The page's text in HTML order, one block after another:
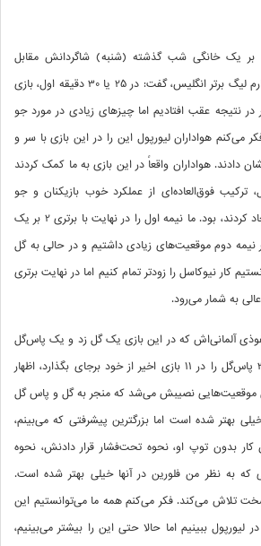
آرنه اشلوت در پی برتری 4 بر یک خانگی شب گذشته (شنبه) شاگردانش مقابل
نیوکاسل در هفته بیست‌وچهارم لیگ برتر انگلیس، گفت: در 25 یا 30 دقیقه اول، بازی
نتیجه عقب افتادیم اما چیزهای زیادی در مورد جو
می‌کنم هواداران لیورپول این را در این بازی با سر و
دادند. هواداران واقعاً در این بازی به ما کمک کردند
ترکیب فوق‌العاده‌ای از عملکرد خوب بازیکنان و جو
فوق‌العاده‌‌ای که هواداران ایجاد کردند، بود. ما نیمه اول را در نهایت با برتری 2 بر یک
دوم موقعیت‌های زیادی داشتیم و در حالی به گل
کار نیوکاسل را زودتر تمام کنیم اما در نهایت برتری
آلمانی‌اش که در این بازی یک گل زد و یک پاس‌گل
ساخت تا رکورد 6 گل‌زده و 3 پاس‌گل را در 11 بازی اخیر از خود برجای بگذارد، اظهار
موقعیت‌هایی نصیبش می‌شد که منجر به گل و پاس گل
بهتر شده است اما بزرگترین پیشرفتی که می‌بینم،
بدون توپ او، نحوه تحت‌فشار قرار دادنش، نحوه
که به نظر من فلورین در آنها خیلی بهتر شده است.
تلاش می‌کند. فکر می‌کنم همه ما می‌توانستیم این
ببینیم اما حالا حتی این را بیشتر می‌بینیم،